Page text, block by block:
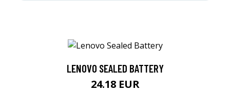
LENOVO SEALED BATTERY
24.18 EUR